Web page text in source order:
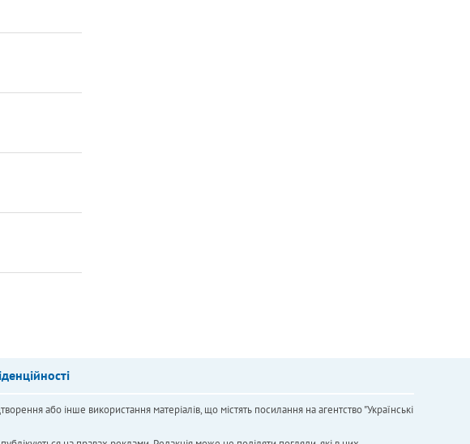
або інше використання матеріалів, що містять посилання на агентство "Українськi